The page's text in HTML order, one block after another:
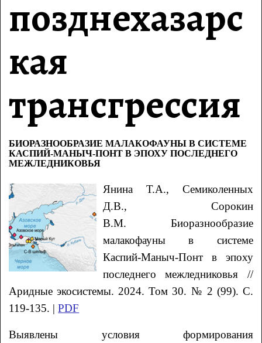
позднехазарс
кая
трансгрессия
БИОРАЗНООБРАЗИЕ МАЛАКОФАУНЫ В СИСТЕМЕ
КАСПИЙ-МАНЫЧ-ПОНТ В ЭПОХУ ПОСЛЕДНЕГО
МЕЖЛЕДНИКОВЬЯ
Янина Т.А., Семиколенных
Д.В., Сорокин
В.М. Биоразнообразие
малакофауны в системе
Каспий-Маныч-Понт в эпоху
последнего межледниковья //
Аридные экосистемы. 2024. Том 30. № 2 (99). С.
119-135. |PDF
Выявлены условия формирования